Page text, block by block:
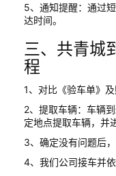
5、通知提醒：通过
达时间。
三、共青城
程
1、对比《验车单》
2、提取车辆：车辆
定地点提取车辆，并
3、确定没有问题后
4、我们公司接车并